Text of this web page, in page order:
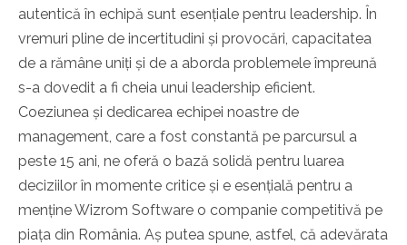
autentică în echipă sunt esențiale pentru leadership. În
vremuri pline de incertitudini și provocări, capacitatea
de a rămâne uniți și de a aborda problemele împreună
s-a dovedit a fi cheia unui leadership eficient.
Coeziunea și dedicarea echipei noastre de
management, care a fost constantă pe parcursul a
peste 15 ani, ne oferă o bază solidă pentru luarea
deciziilor în momente critice și e esențială pentru a
menține Wizrom Software o companie competitivă pe
piața din România. Aș putea spune, astfel, că adevărata